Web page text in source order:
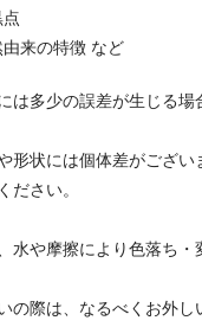
来の特徴 など
は多少の誤差が生じる場
形状には個体差がござい
ださい。
水や摩擦により色落ち・
の際は、なるべくお外し